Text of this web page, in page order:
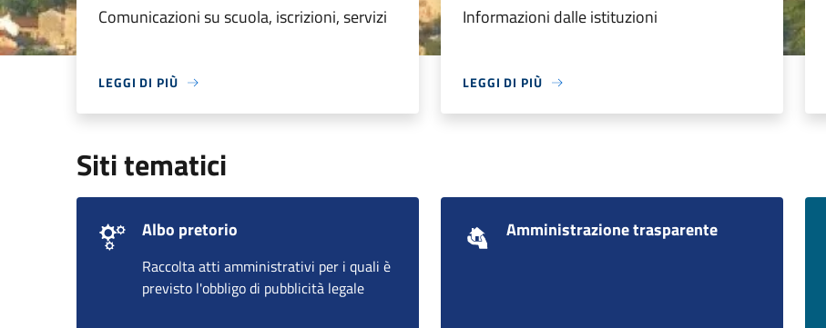
Comunicazioni su scuola, iscrizioni, servizi
LEGGI DI PIÙ
Informazioni dalle istituzioni
LEGGI DI PIÙ
Siti tematici
Albo pretorio
Raccolta atti amministrativi per i quali è
previsto l'obbligo di pubblicità legale
Amministrazione trasparente